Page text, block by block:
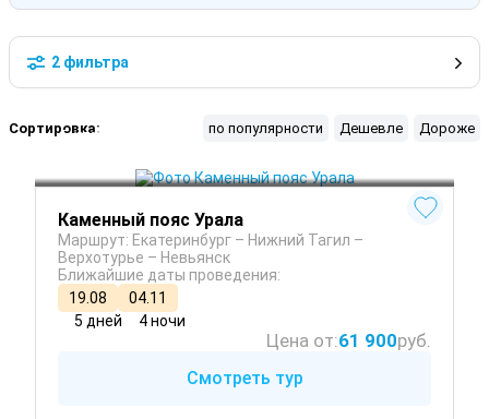
2 фильтра
Сортировка: по популярности Дешевле Дороже
Екатеринбург
Каменный пояс Урала
Маршрут: Екатеринбург – Нижний Тагил –
Верхотурье – Невьянск
Ближайшие даты проведения:
19.08
04.11
5 дней
4 ночи
Цена от:61 900руб.
Смотреть тур